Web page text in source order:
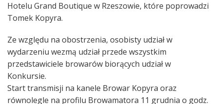
Hotelu Grand Boutique w Rzeszowie, które poprowadzi
Tomek Kopyra.
Ze względu na obostrzenia, osobisty udział w
wydarzeniu wezmą udział przede wszystkim
przedstawiciele browarów biorących udział w
Konkursie.
Start transmisji na kanele Browar Kopyra oraz
równolegle na profilu Browamatora 11 grudnia o godz.